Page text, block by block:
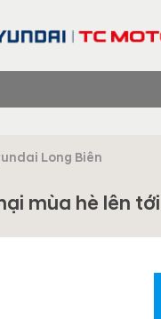
Long Biên
mùa hè lên